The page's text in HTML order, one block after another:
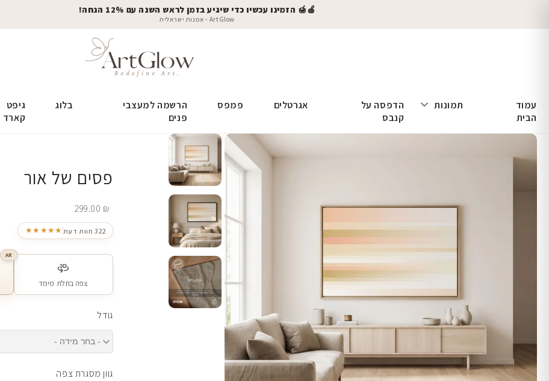
🍎🍯 הזמינו עכשיו כדי שיגיע בזמן לראש השנה עם 12% הנחה!
ArtGlow - אמנות ישראלית
עמוד
הבית
תמונות
הדפסה על
קנבס
אגרטלים פמפס
הרשמה למעצבי
פנים
בלוג
גיפט
קארד
פסים של אור
299.00 ₪
★★★★★ 322 חוות דעת
צפה בתלת מימד
AR
גודל
גוון מסגרת צפה